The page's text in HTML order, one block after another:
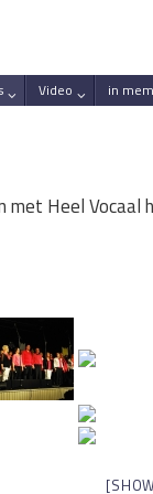
Video in
Heel Vocaal